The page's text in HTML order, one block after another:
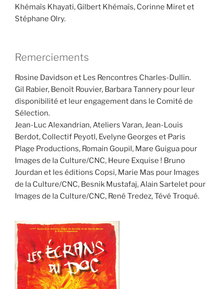
Khémaïs Khayati, Gilbert Khémaïs, Corinne Miret et
Stéphane Olry.
Remerciements
Rosine Davidson et Les Rencontres Charles-Dullin.
Gil Rabier, Benoît Rouvier, Barbara Tannery pour leur
disponibilité et leur engagement dans le Comité de
Sélection.
Jean-Luc Alexandrian, Ateliers Varan, Jean-Louis
Berdot, Collectif Peyotl, Evelyne Georges et Paris
Plage Productions, Romain Goupil, Mare Guigua pour
Images de la Culture/CNC, Heure Exquise ! Bruno
Jourdan et les éditions Copsi, Marie Mas pour Images
de la Culture/CNC, Besnik Mustafaj, Alain Sartelet pour
Images de la Culture/CNC, René Tredez, Tévé Troqué.